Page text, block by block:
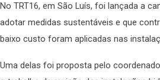
No TRT16, em São Luís, foi lançada a
adotar medidas sustentáveis e que
baixo custo foram aplicadas nas
Uma delas foi proposta pelo